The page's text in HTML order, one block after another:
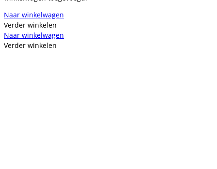
Naar winkelwagen
Verder winkelen
Naar winkelwagen
Verder winkelen